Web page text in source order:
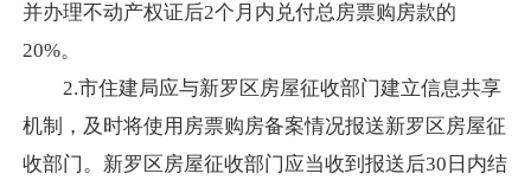
并办理不动产权证后2个月内兑付总房票购房款的
20%。
2.市住建局应与新罗区房屋征收部门建立信息共享
机制，及时将使用房票购房备案情况报送新罗区房屋征
收部门。新罗区房屋征收部门应当收到报送后30日内结